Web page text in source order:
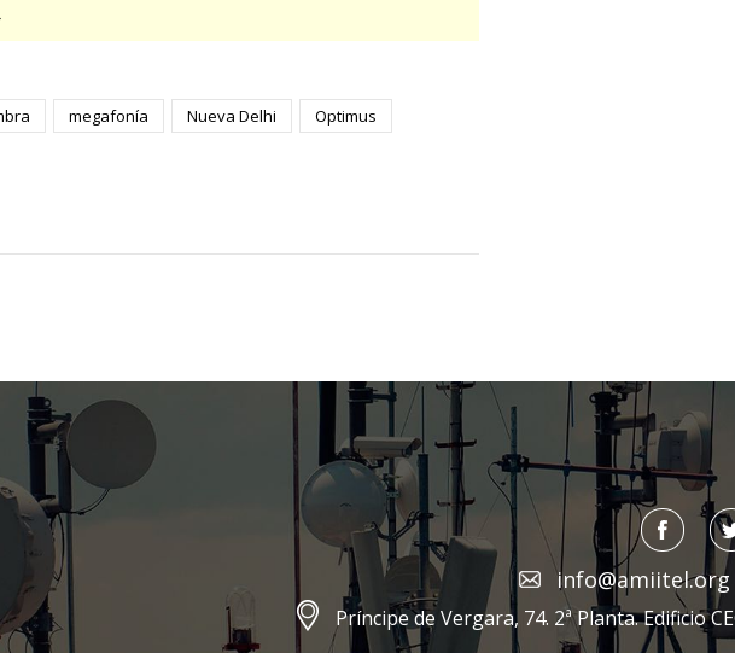
megafonía Nueva Delhi
Optimus
info@amiitel.org
Príncipe de Vergara, 74. 2ª Planta. Edificio